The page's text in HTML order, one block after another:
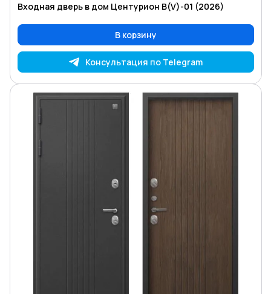
Входная дверь в дом Центурион В(V)-01 (2026)
В корзину
Консультация по Telegram